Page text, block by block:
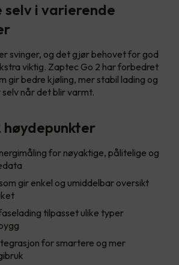
selv i varierende
svinger, og det gjør behovet for god
viktig. Zaptec Go 2 har forbedret
gir bedre kjøling, mer stabil lading og
når det blir varmt.
høydepunkter
for nøyaktige, pålitelige og
gir enkel og umiddelbar oversikt
tilpasset ulike typer
for smartere og mer